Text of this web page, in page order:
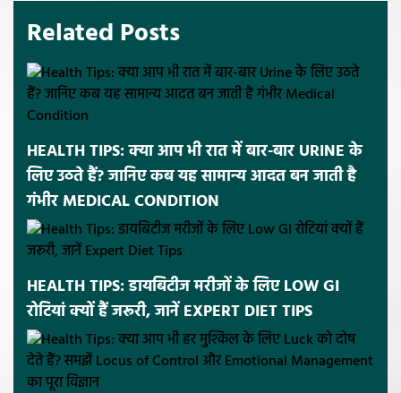
Related Posts
HEALTH TIPS: क्या आप भी रात में बार-बार URINE के
लिए उठते हैं? जानिए कब यह सामान्य आदत बन जाती है
गंभीर MEDICAL CONDITION
HEALTH TIPS: डायबिटीज मरीजों के लिए LOW GI
रोटियां क्यों हैं जरूरी, जानें EXPERT DIET TIPS